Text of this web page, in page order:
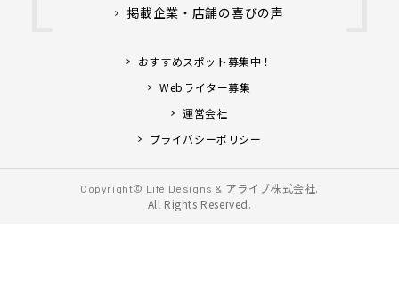
掲載企業・店舗の喜びの声
おすすめスポット募集中！
Webライター募集
運営会社
プライバシーポリシー
Copyright© Life Designs & アライブ株式会社.
All Rights Reserved.